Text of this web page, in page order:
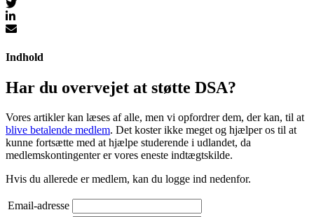
Indhold
Har du overvejet at støtte DSA?
Vores artikler kan læses af alle, men vi opfordrer dem, der kan, til at
blive betalende medlem. Det koster ikke meget og hjælper os til at
kunne fortsætte med at hjælpe studerende i udlandet, da
medlemskontingenter er vores eneste indtægtskilde.
Hvis du allerede er medlem, kan du logge ind nedenfor.
Email-adresse